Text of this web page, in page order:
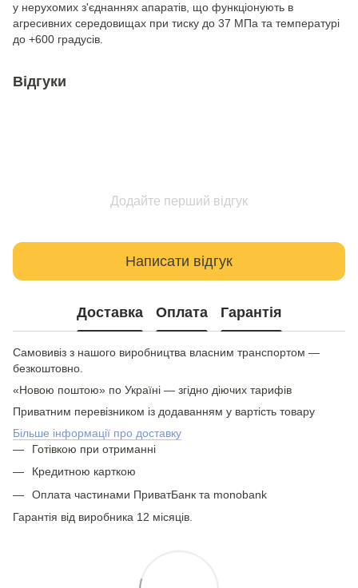
у нерухомих з'єднаннях апаратів, що функціонують в
агресивних середовищах при тиску до 37 МПа та температурі
до +600 градусів.
Відгуки
Додайте перший відгук
Написати відгук
Доставка Оплата Гарантія
Самовивіз з нашого виробництва власним транспортом —
безкоштовно.
«Новою поштою» по Україні — згідно діючих тарифів
Приватним перевізником із додаванням у вартість товару
Більше інформації про доставку
Готівкою при отриманні
Кредитною карткою
Оплата частинами ПриватБанк та monobank
Гарантія від виробника 12 місяців.